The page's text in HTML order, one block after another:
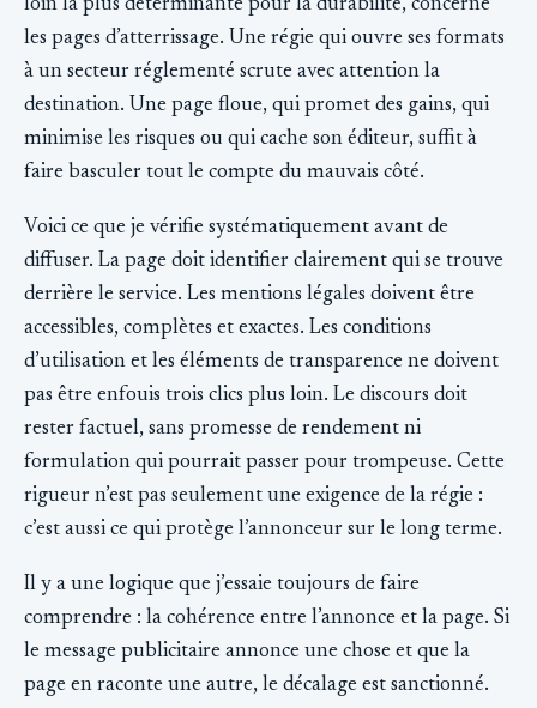
loin la plus déterminante pour la durabilité, concerne
les pages d’atterrissage. Une régie qui ouvre ses formats
à un secteur réglementé scrute avec attention la
destination. Une page floue, qui promet des gains, qui
minimise les risques ou qui cache son éditeur, suffit à
faire basculer tout le compte du mauvais côté.
Voici ce que je vérifie systématiquement avant de
diffuser. La page doit identifier clairement qui se trouve
derrière le service. Les mentions légales doivent être
accessibles, complètes et exactes. Les conditions
d’utilisation et les éléments de transparence ne doivent
pas être enfouis trois clics plus loin. Le discours doit
rester factuel, sans promesse de rendement ni
formulation qui pourrait passer pour trompeuse. Cette
rigueur n’est pas seulement une exigence de la régie :
c’est aussi ce qui protège l’annonceur sur le long terme.
Il y a une logique que j’essaie toujours de faire
comprendre : la cohérence entre l’annonce et la page. Si
le message publicitaire annonce une chose et que la
page en raconte une autre, le décalage est sanctionné.